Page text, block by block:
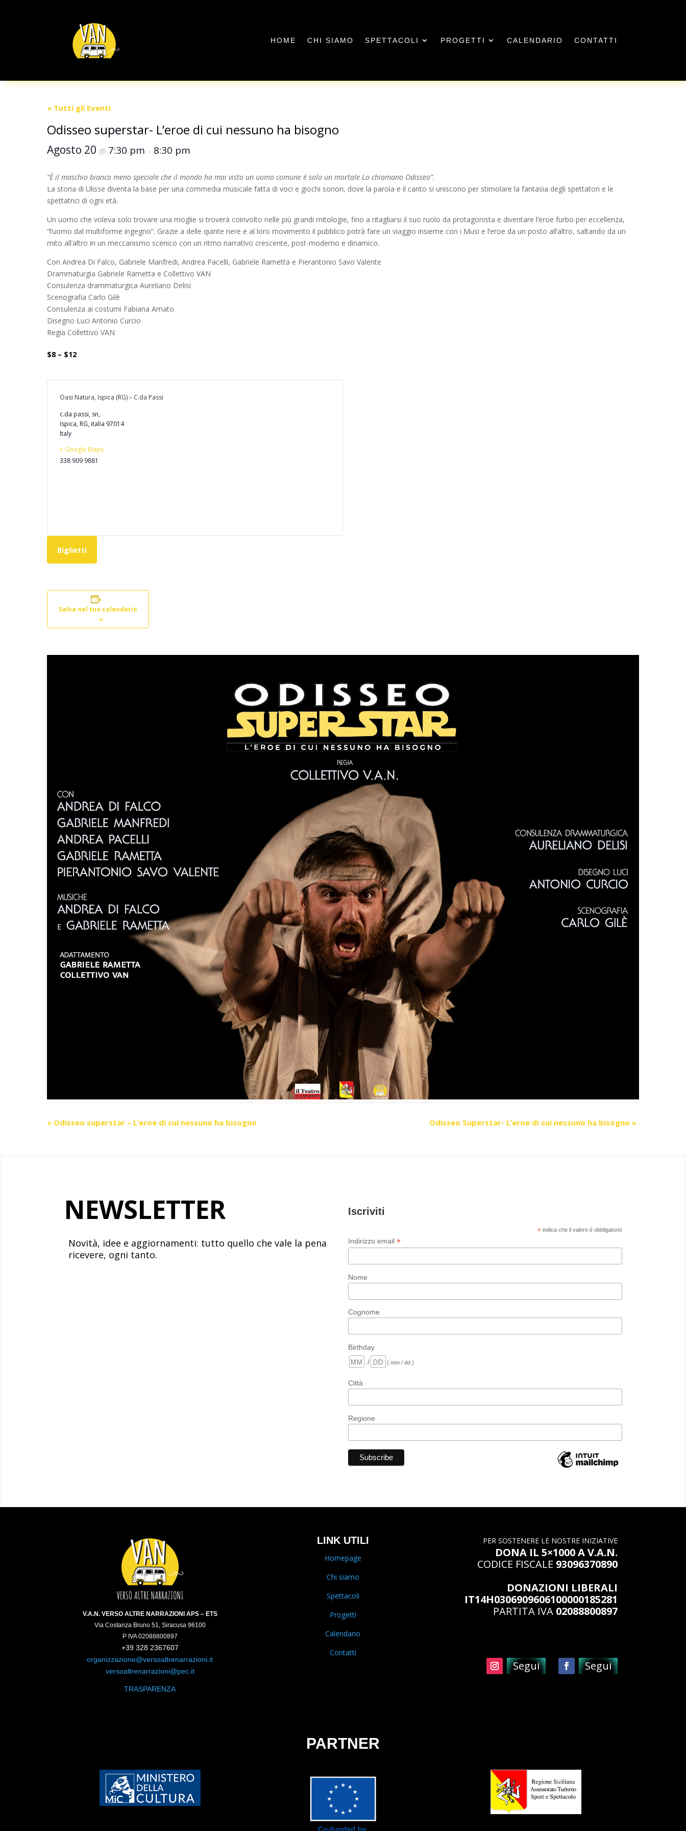
HOME CHI SIAMO SPETTACOLI PROGETTI CALENDARIO CONTATTI
« Tutti gli Eventi
Odisseo superstar- L’eroe di cui nessuno ha bisogno
Agosto 20 @ 7:30 pm – 8:30 pm
“È il maschio bianco meno speciale che il mondo ha mai visto un uomo comune è solo un mortale Lo chiamano Odisseo”.
La storia di Ulisse diventa la base per una commedia musicale fatta di voci e giochi sonori, dove la parola e il canto si uniscono per stimolare la fantasia degli spettatori e le
spettatrici di ogni età.
Un uomo che voleva solo trovare una moglie si troverà coinvolto nelle più grandi mitologie, fino a ritagliarsi il suo ruolo da protagonista e diventare l’eroe furbo per eccellenza,
“l’uomo dal multiforme ingegno”. Grazie a delle quinte nere e al loro movimento il pubblico potrà fare un viaggio insieme con i Musi e l’eroe da un posto all’altro, saltando da un
mito all’altro in un meccanismo scenico con un ritmo narrativo crescente, post-moderno e dinamico.
Con Andrea Di Falco, Gabriele Manfredi, Andrea Pacelli, Gabriele Rametta e Pierantonio Savo Valente
Drammaturgia Gabriele Rametta e Collettivo VAN
Consulenza drammaturgica Aureliano Delisi
Scenografia Carlo Gilè
Consulenza ai costumi Fabiana Amato
Disegno Luci Antonio Curcio
Regia Collettivo VAN
$8 – $12
Oasi Natura, Ispica (RG) – C.da Passi
c.da passi, sn,
Ispica, RG, italia 97014
Italy
+ Google Maps
338 909 9881
Biglietti
Salva nel tuo calendario
Evento
« Odisseo superstar – L’eroe di cui nessuno ha bisogno Odisseo Superstar- L’eroe di cui nessuno ha bisogno »
NEWSLETTER
Novità, idee e aggiornamenti: tutto quello che vale la pena
ricevere, ogni tanto.
Iscriviti
* indica che il valore è obbligatorio
Indirizzo email *
Nome
Cognome
Birthday
/
( mm / dd )
Città
Regione
V.A.N. VERSO ALTRE NARRAZIONI APS – ETS
Via Costanza Bruno 51, Siracusa 96100
P IVA 02088800897
+39 328 2367607
organizzazione@versoaltrenarrazioni.it
versoaltrenarrazioni@pec.it
TRASPARENZA
LINK UTILI
Homepage
Chi siamo
Spettacoli
Progetti
Calendario
Contatti
PER SOSTENERE LE NOSTRE INIZIATIVE
DONA IL 5×1000 A V.A.N.
CODICE FISCALE 93096370890
DONAZIONI LIBERALI
IT14H0306909606100000185281
PARTITA IVA 02088800897
Segui Segui
PARTNER